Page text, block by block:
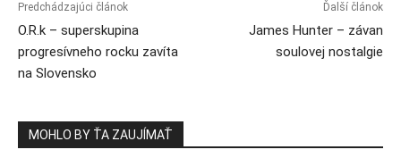
Predchádzajúci článok
O.R.k – superskupina
progresívneho rocku zavíta
na Slovensko
Ďalší článok
James Hunter – závan
soulovej nostalgie
MOHLO BY ŤA ZAUJÍMAŤ